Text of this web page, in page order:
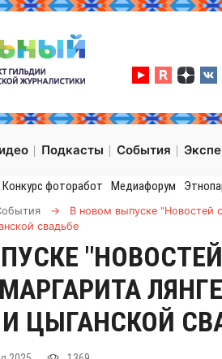
Подкасты События
Конкурс фоторабот Медиафорум
→
В новом выпуске "Новостей
свадьбе
ЦЫГАНСКОЙ